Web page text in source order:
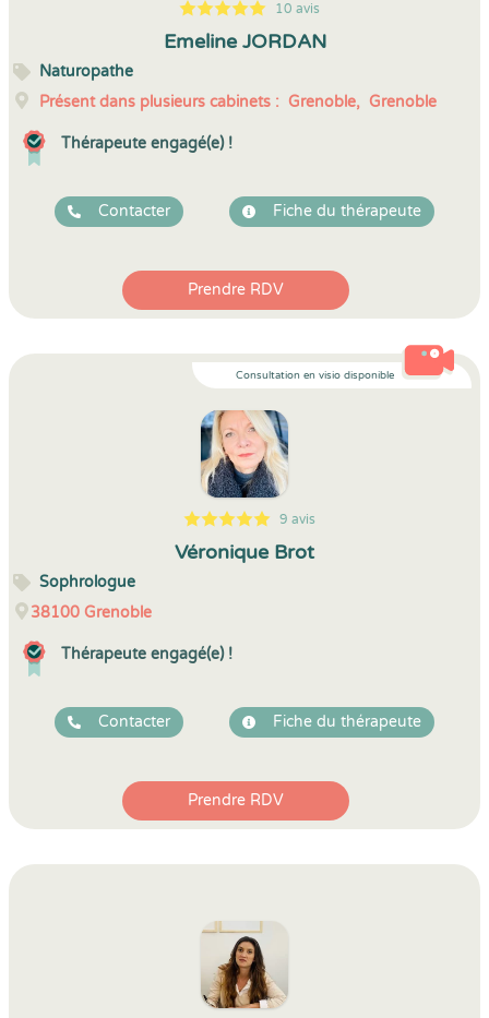
5
1
5
10 10 avis
Emeline JORDAN
Naturopathe
Présent dans plusieurs cabinets : Grenoble, Grenoble
Thérapeute engagé(e) !
Contacter Fiche du thérapeute
Prendre RDV
Consultation en visio disponible
5
1
5
9 9 avis
Véronique Brot
Sophrologue
38100 Grenoble
Thérapeute engagé(e) !
Contacter Fiche du thérapeute
Prendre RDV